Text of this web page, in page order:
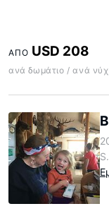
ΑΠΌ USD 208
ανά δωμάτιο / ανά